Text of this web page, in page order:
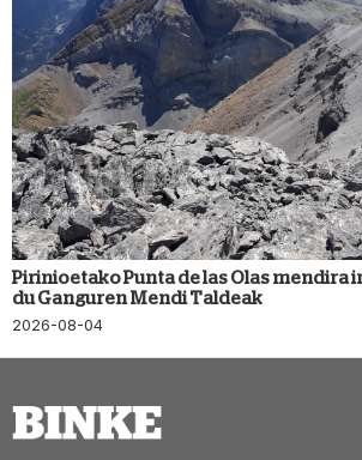
Pirinioetako Punta de las Olas mendira
du Ganguren Mendi Taldeak
2026-08-04